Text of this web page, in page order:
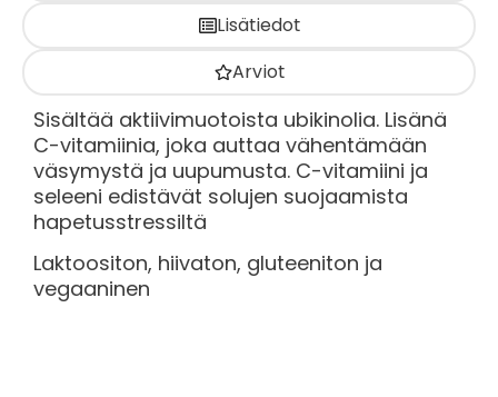
Lisätiedot
Arviot
Sisältää aktiivimuotoista ubikinolia. Lisänä
C-vitamiinia, joka auttaa vähentämään
väsymystä ja uupumusta. C-vitamiini ja
seleeni edistävät solujen suojaamista
hapetusstressiltä
Laktoositon, hiivaton, gluteeniton ja
vegaaninen